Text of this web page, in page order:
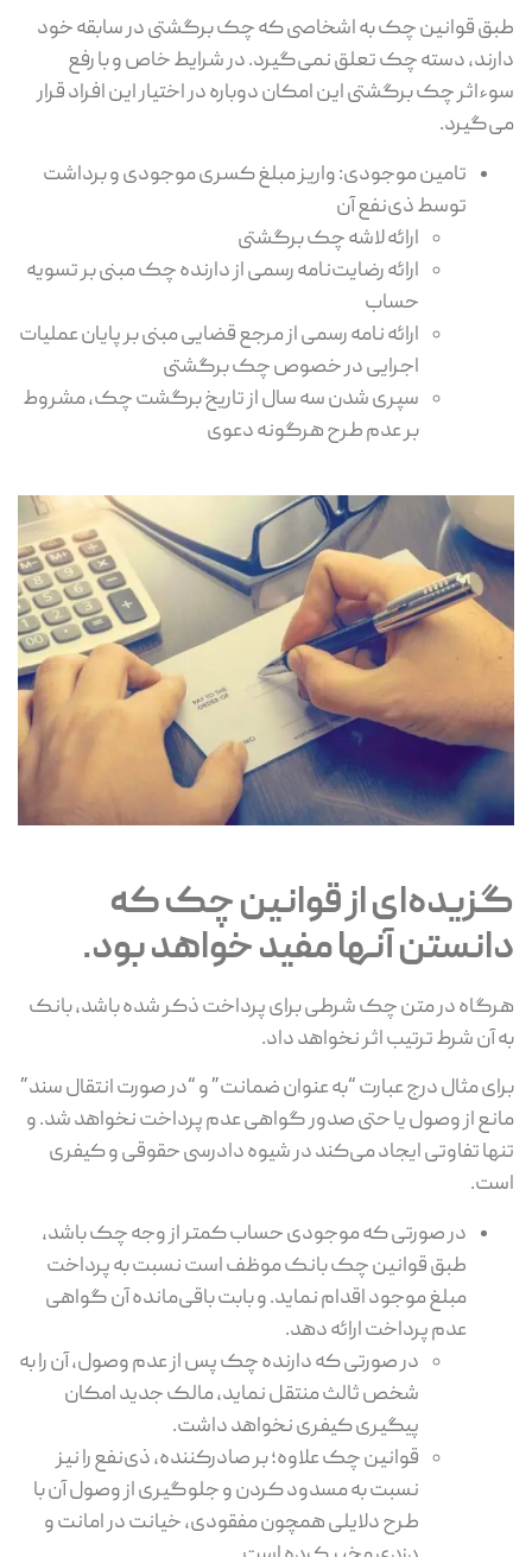
طبق قوانین چک به اشخاصی که چک برگشتی در سابقه خود
دارند، دسته چک تعلق نمی‌گیرد. در شرایط خاص و با رفع
سوءاثر چک برگشتی این امکان دوباره در اختیار این افراد قرار
می‌گیرد.
تامین موجودی: واریز مبلغ کسری موجودی و برداشت
توسط ذی‌نفع آن
ارائه لاشه چک برگشتی
ارائه رضایت‌نامه رسمی از دارنده چک مبنی بر تسویه
حساب
ارائه نامه رسمی از مرجع قضایی مبنی بر پایان عملیات
اجرایی در خصوص چک برگشتی
سپری شدن سه سال از تاریخ برگشت چک، مشروط
بر عدم طرح هرگونه دعوی
گزیده‌ای از قوانین چک که
دانستن آنها مفید خواهد بود.
هرگاه در متن چک شرطی برای پرداخت ذکر شده باشد، بانک
به آن شرط ترتیب اثر نخواهد داد.
برای مثال درج عبارت “به عنوان ضمانت” و “در صورت انتقال سند”
مانع از وصول یا حتی صدور گواهی عدم پرداخت نخواهد شد. و
تنها تفاوتی ایجاد می‌کند در شیوه دادرسی حقوقی و کیفری
است.
در صورتی که موجودی حساب کمتر از وجه چک باشد،
طبق قوانین چک بانک موظف است نسبت به پرداخت
مبلغ موجود اقدام نماید. و بابت باقی‌مانده آن گواهی
عدم پرداخت ارائه دهد.
در صورتی که دارنده چک پس از عدم وصول، آن را به
شخص ثالث منتقل نماید، مالک جدید امکان
پیگیری کیفری نخواهد داشت.
قوانین چک علاوه؛ بر صادرکننده، ذی‌نفع را نیز
نسبت به مسدود کردن و جلوگیری از وصول آن با
طرح دلایلی همچون مفقودی، خیانت در امانت و